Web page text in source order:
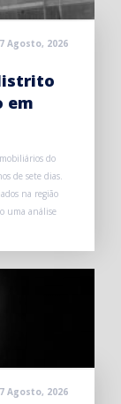
7 Agosto, 2026
em
do
de sete dias.
na região
uma análise
7 Agosto, 2026